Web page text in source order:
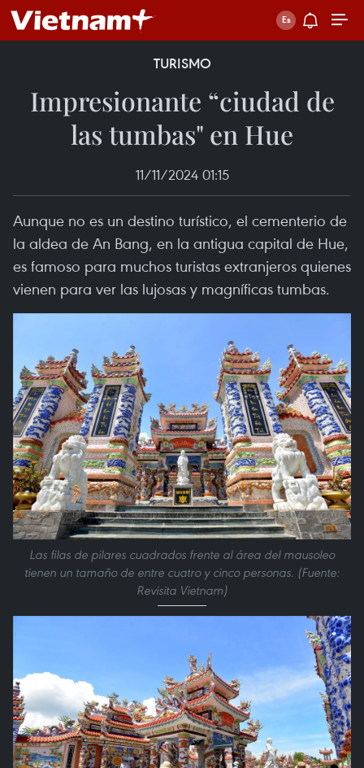
TURISMO
Impresionante “ciudad de
las tumbas" en Hue
11/11/2024 01:15
Aunque no es un destino turístico, el cementerio de
la aldea de An Bang, en la antigua capital de Hue,
es famoso para muchos turistas extranjeros quienes
vienen para ver las lujosas y magníficas tumbas.
Las filas de pilares cuadrados frente al área del mausoleo
tienen un tamaño de entre cuatro y cinco personas. (Fuente:
Revisita Vietnam)